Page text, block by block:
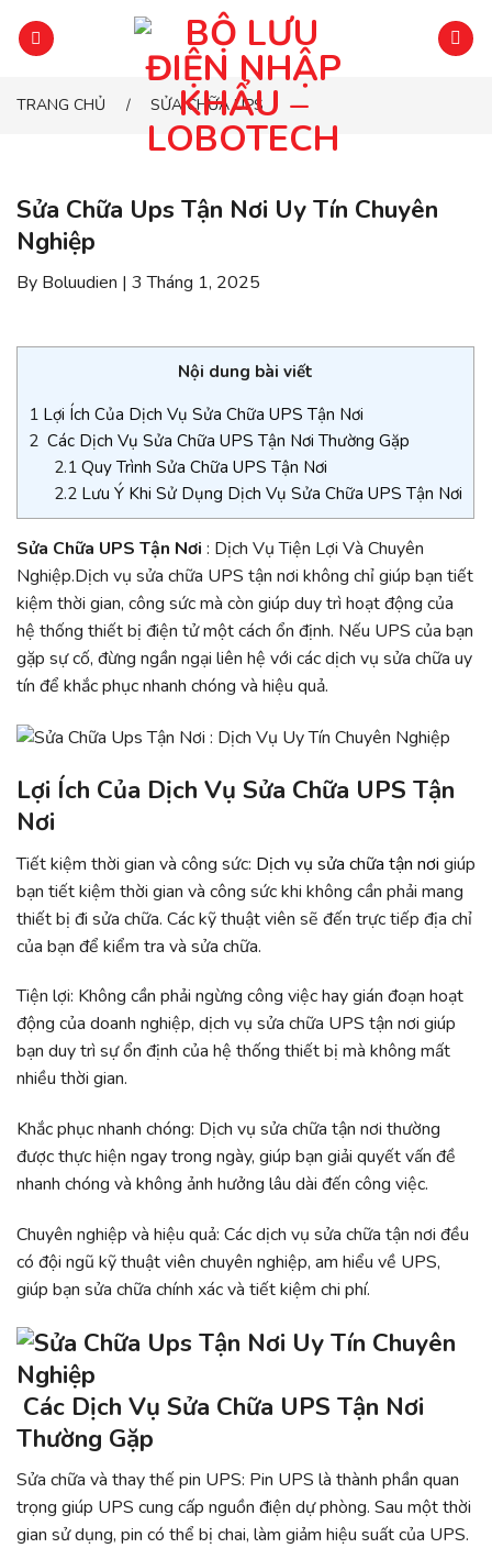
đến
nộiTRANG CHỦ / SỬA CHỮA UPS
Sửa Chữa Ups Tận Nơi Uy Tín Chuyên
Nghiệp
By Boluudien | 3 Tháng 1, 2025
Nội dung bài viết
1 Lợi Ích Của Dịch Vụ Sửa Chữa UPS Tận Nơi
2 Các Dịch Vụ Sửa Chữa UPS Tận Nơi Thường Gặp
2.1Quy Trình Sửa Chữa UPS Tận Nơi
2.2Lưu Ý Khi Sử Dụng Dịch Vụ Sửa Chữa UPS Tận Nơi
Sửa Chữa UPS Tận Nơi : Dịch Vụ Tiện Lợi Và Chuyên
Nghiệp.Dịch vụ sửa chữa UPS tận nơi không chỉ giúp bạn tiết
kiệm thời gian, công sức mà còn giúp duy trì hoạt động của
hệ thống thiết bị điện tử một cách ổn định. Nếu UPS của bạn
gặp sự cố, đừng ngần ngại liên hệ với các dịch vụ sửa chữa uy
tín để khắc phục nhanh chóng và hiệu quả.
Lợi Ích Của Dịch Vụ Sửa Chữa UPS Tận
Nơi
Tiết kiệm thời gian và công sức: Dịch vụ sửa chữa tận nơi giúp
bạn tiết kiệm thời gian và công sức khi không cần phải mang
thiết bị đi sửa chữa. Các kỹ thuật viên sẽ đến trực tiếp địa chỉ
của bạn để kiểm tra và sửa chữa.
Tiện lợi: Không cần phải ngừng công việc hay gián đoạn hoạt
động của doanh nghiệp, dịch vụ sửa chữa UPS tận nơi giúp
bạn duy trì sự ổn định của hệ thống thiết bị mà không mất
nhiều thời gian.
Khắc phục nhanh chóng: Dịch vụ sửa chữa tận nơi thường
được thực hiện ngay trong ngày, giúp bạn giải quyết vấn đề
nhanh chóng và không ảnh hưởng lâu dài đến công việc.
Chuyên nghiệp và hiệu quả: Các dịch vụ sửa chữa tận nơi đều
có đội ngũ kỹ thuật viên chuyên nghiệp, am hiểu về UPS,
giúp bạn sửa chữa chính xác và tiết kiệm chi phí.
Các Dịch Vụ Sửa Chữa UPS Tận Nơi
Thường Gặp
Sửa chữa và thay thế pin UPS: Pin UPS là thành phần quan
trọng giúp UPS cung cấp nguồn điện dự phòng. Sau một thời
gian sử dụng, pin có thể bị chai, làm giảm hiệu suất của UPS.